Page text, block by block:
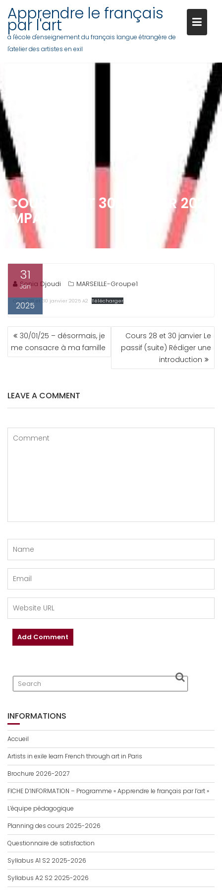
content
Apprendre le français
par l'art
à l'école d'enseignement du français langue étrangère de
l'atelier des artistes en exil
COURS 28 ET 30 JANVIER 2025
IMPARFAIT
31
Jan
2025
Sonia Djoudi MARSEILLE-Groupe1
Cours 28 et 30 janvier 2025 A2 Télécharger
NAVIGATION
DE
L’ARTICLE
30/01/25 – désormais, je
me consacre à ma famille
Cours 28 et 30 janvier Le
passif (suite) Rédiger une
introduction
LEAVE A COMMENT
INFORMATIONS
Accueil
Artists in exile learn French through art in Paris
Brochure 2026-2027
FICHE D’INFORMATION – Programme « Apprendre le français par l’art »
L’équipe pédagogique
Planning des cours 2025-2026
Questionnaire de satisfaction
Syllabus A1 S2 2025-2026
Syllabus A2 S2 2025-2026